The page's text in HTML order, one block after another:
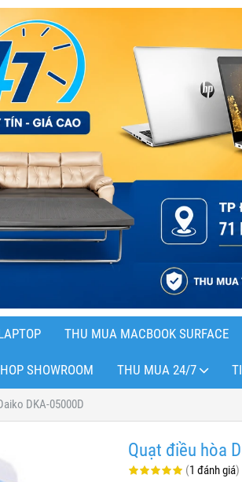
THU MUA MACBOOK SURFACE
SHOWROOM THU MUA 24/7
DKA-05000D
Quạt điều hòa
(1 đánh giá)